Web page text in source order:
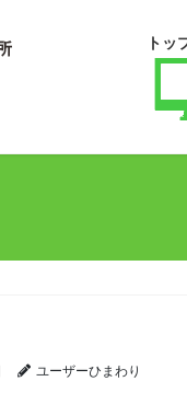
トッ
ユーザーひまわり